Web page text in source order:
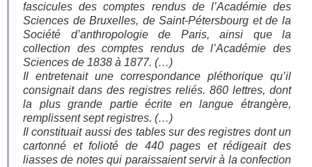
fascicules des comptes rendus de l’Académie des
Sciences de Bruxelles, de Saint-Pétersbourg et de la
Société d’anthropologie de Paris, ainsi que la
collection des comptes rendus de l’Académie des
Sciences de 1838 à 1877. (…)
Il entretenait une correspondance pléthorique qu’il
consignait dans des registres reliés. 860 lettres, dont
la plus grande partie écrite en langue étrangère,
remplissent sept registres. (…)
Il constituait aussi des tables sur des registres dont un
cartonné et folioté de 440 pages et rédigeait des
liasses de notes qui paraissaient servir à la confection